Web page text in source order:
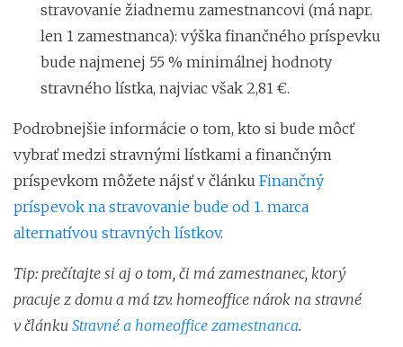
stravovanie žiadnemu zamestnancovi (má napr.
len 1 zamestnanca): výška finančného príspevku
bude najmenej 55 % minimálnej hodnoty
stravného lístka, najviac však 2,81 €.
Podrobnejšie informácie o tom, kto si bude môcť
vybrať medzi stravnými lístkami a finančným
príspevkom môžete nájsť v článku Finančný
príspevok na stravovanie bude od 1. marca
alternatívou stravných lístkov.
Tip: prečítajte si aj o tom, či má zamestnanec, ktorý
pracuje z domu a má tzv. homeoffice nárok na stravné
v článku Stravné a homeoffice zamestnanca.